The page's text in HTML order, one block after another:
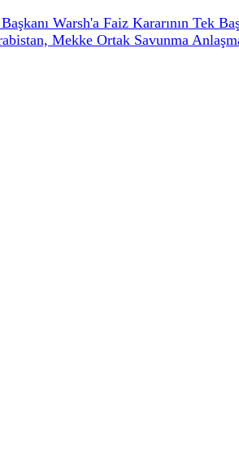
Warsh'a Faiz Kararının Tek
Mekke Ortak Savunma